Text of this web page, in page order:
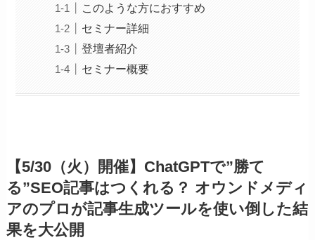
このような方におすすめ
セミナー詳細
登壇者紹介
セミナー概要
【5/30（火）開催】ChatGPTで”勝て
る”SEO記事はつくれる？ オウンドメディ
アのプロが記事生成ツールを使い倒した結
果を大公開